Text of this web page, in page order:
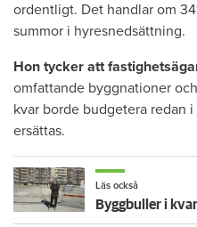
ordentligt. Det handlar om
summor i hyresnedsättning.
Hon tycker att
omfattande byggnationer
kvar borde budgetera redan
ersättas.
Läs också